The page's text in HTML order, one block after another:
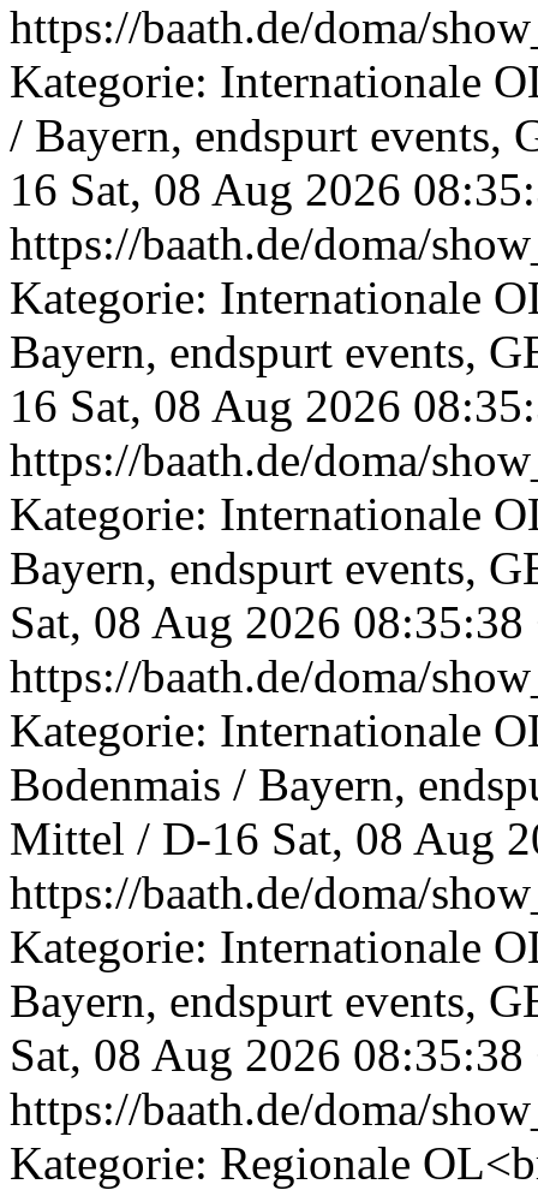
https://baath.de/doma/
Kategorie: Internationale
/ Bayern, endspurt
16 Sat, 08 Aug 2026
https://baath.de/doma/
Kategorie: Internationale
Bayern, endspurt events,
16 Sat, 08 Aug 2026
https://baath.de/doma/
Kategorie: Internationale
Bayern, endspurt events,
Sat, 08 Aug 2026 08:35:38
https://baath.de/doma/
Kategorie: Internationale
Bodenmais / Bayern,
Mittel / D-16 Sat, 08 Aug
https://baath.de/doma/
Kategorie: Internationale
Bayern, endspurt events,
Sat, 08 Aug 2026 08:35:38
https://baath.de/doma/
Kategorie: Regionale